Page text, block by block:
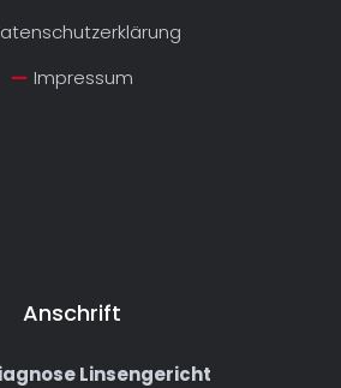
Impressum
Anschrift
Linsengericht